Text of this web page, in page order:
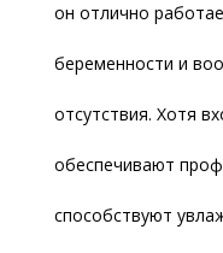
он отлично
беременности и
отсутствия. Хотя
обеспечивают
способствуют